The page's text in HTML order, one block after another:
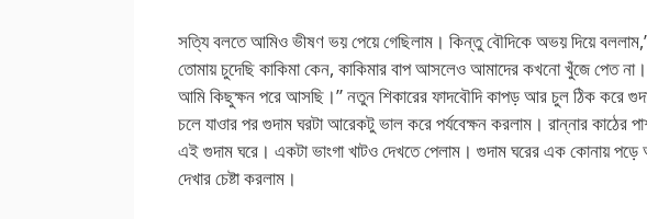
সত্যি বলতে আমিও ভীষণ ভয় পেয়ে গেছিলাম। কিন্তু বৌদিকে অভয় দিয়ে বললাম,”
তোমায় চুদেছি কাকিমা কেন, কাকিমার বাপ আসলেও আমাদের কখনো খুঁজে পেত না।
আমি কিছুক্ষন পরে আসছি।” নতুন শিকারের ফাদবৌদি কাপড় আর চুল ঠিক করে
চলে যাওার পর গুদাম ঘরটা আরেকটু ভাল করে পর্যবেক্ষন করলাম। রান্নার কাঠের
এই গুদাম ঘরে। একটা ভাংগা খাটও দেখতে পেলাম। গুদাম ঘরের এক কোনায় পড়ে
দেখার চেষ্টা করলাম।